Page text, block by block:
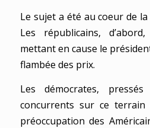
Le sujet a été au coeur de
Les républicains,
mettant en cause le
flambée des prix.
Les démocrates,
concurrents sur ce terrain
préoccupation des